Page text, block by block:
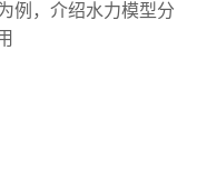
例，介绍水力模型分